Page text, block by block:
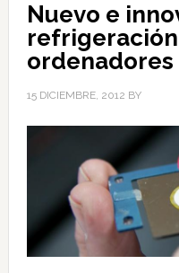
Nuevo e
ordenadores
15 DICIEMBRE, 2012 BY